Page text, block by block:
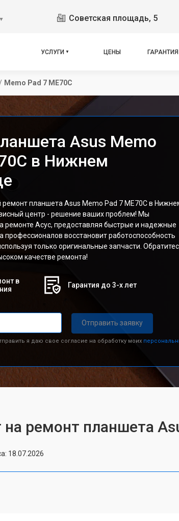
▼ Советская площадь, 5
УСЛУГИ ЦЕНЫ ГАРАНТИЯ
/ Memo Pad 7 ME70C
Asus Memo
в Нижнем
планшета Asus Memo Pad 7 ME70C в
центр - решение ваших проблем! Мы
ремонте Асус, предоставляя быстрые и надежные
профессионалов восстановит работоспособность
только оригинальные запчасти.
качестве ремонта!
в
Гарантия до 3-х лет
Отправить заявку
я даю свое согласие на обработку моих
на ремонт планшета
18.07.2026